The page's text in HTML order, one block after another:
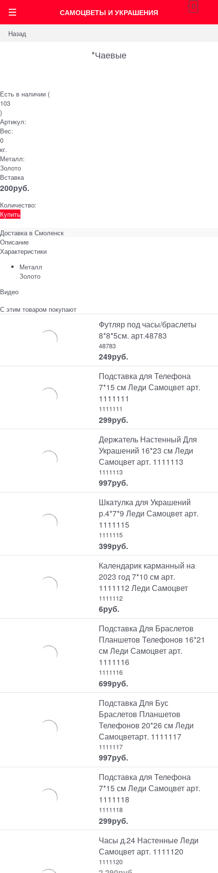
САМОЦВЕТЫ И УКРАШЕНИЯ
0
Назад
*Чаевые
Есть в наличии (
103
)
Артикул:
Вес:
0
кг.
Металл:
Золото
Вставка
200руб.
Количество:
Купить
Доставка в Смоленск
Описание
Характеристики
Металл
Золото
Видео
С этим товаром покупают
Футляр под часы/браслеты
8*8*5см. арт.48783
48783
249руб.
Подставка для Телефона
7*15 см Леди Самоцвет арт.
1111111
1111111
299руб.
Держатель Настенный Для
Украшений 16*23 см Леди
Самоцвет арт. 1111113
1111113
997руб.
Шкатулка для Украшений
р.4*7*9 Леди Самоцвет арт.
1111115
1111115
399руб.
Календарик карманный на
2023 год 7*10 см арт.
1111112 Леди Самоцвет
1111112
6руб.
Подставка Для Браслетов
Планшетов Телефонов 16*21
см Леди Самоцвет арт.
1111116
1111116
699руб.
Подставка Для Бус
Браслетов Планшетов
Телефонов 20*26 см Леди
Самоцветарт. 1111117
1111117
997руб.
Подставка для Телефона
7*15 см Леди Самоцвет арт.
1111118
1111118
299руб.
Часы д.24 Настенные Леди
Самоцвет арт. 1111120
1111120